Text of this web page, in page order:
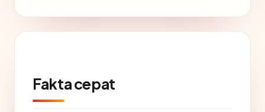
Fakta cepat